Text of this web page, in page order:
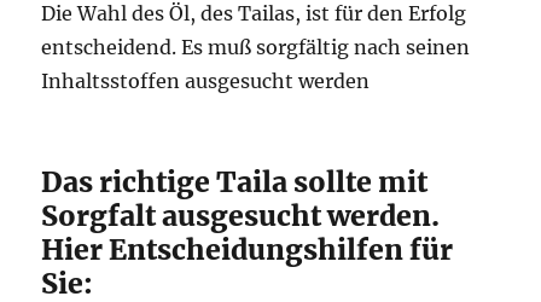
Die Wahl des Öl, des Tailas, ist für den Erfolg
entscheidend. Es muß sorgfältig nach seinen
Inhaltsstoffen ausgesucht werden
Das richtige Taila sollte mit
Sorgfalt ausgesucht werden.
Hier Entscheidungshilfen für
Sie: